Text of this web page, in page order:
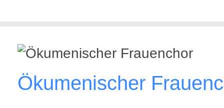
Ökumenischer